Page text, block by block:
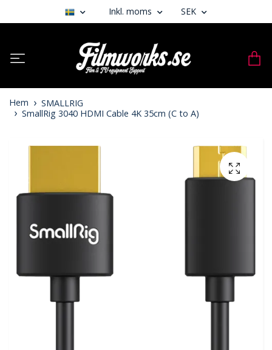
Inkl. moms SEK
Hem
SMALLRIG
SmallRig 3040 HDMI Cable 4K 35cm (C to A)